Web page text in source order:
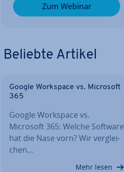
Zum Webinar
Beliebte Artikel
Google Workspace vs. Microsoft
365
Google Workspace vs.
Microsoft 365: Welche Software
hat die Nase vorn? Wir ver­glei­
chen…
Mehr lesen